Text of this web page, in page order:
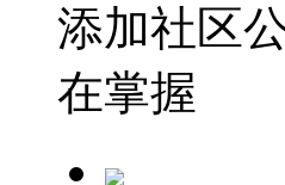
添加社区
在掌握